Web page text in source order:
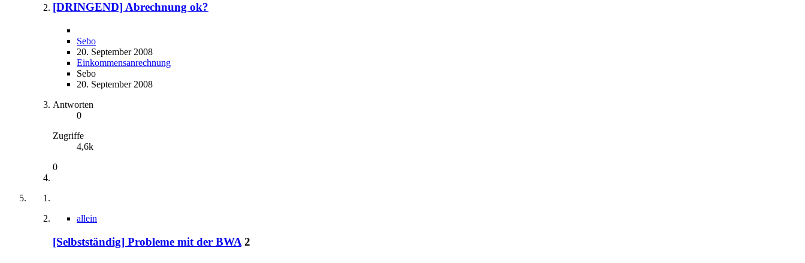
[DRINGEND] Abrechnung ok?
Sebo
20. September 2008
Einkommensanrechnung
Sebo
20. September 2008
Antworten
0
Zugriffe
4,6k
0
allein
[Selbstständig] Probleme mit der BWA 2